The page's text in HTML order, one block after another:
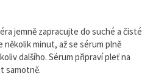
jemně zapracujte do suché a čisté
minut, až se sérum plně
dalšího. Sérum připraví pleť na
samotně.